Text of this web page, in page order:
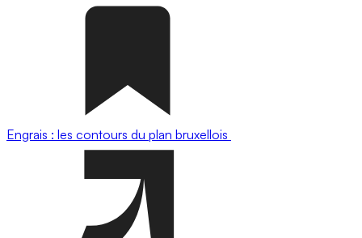
Engrais : les contours du plan bruxellois